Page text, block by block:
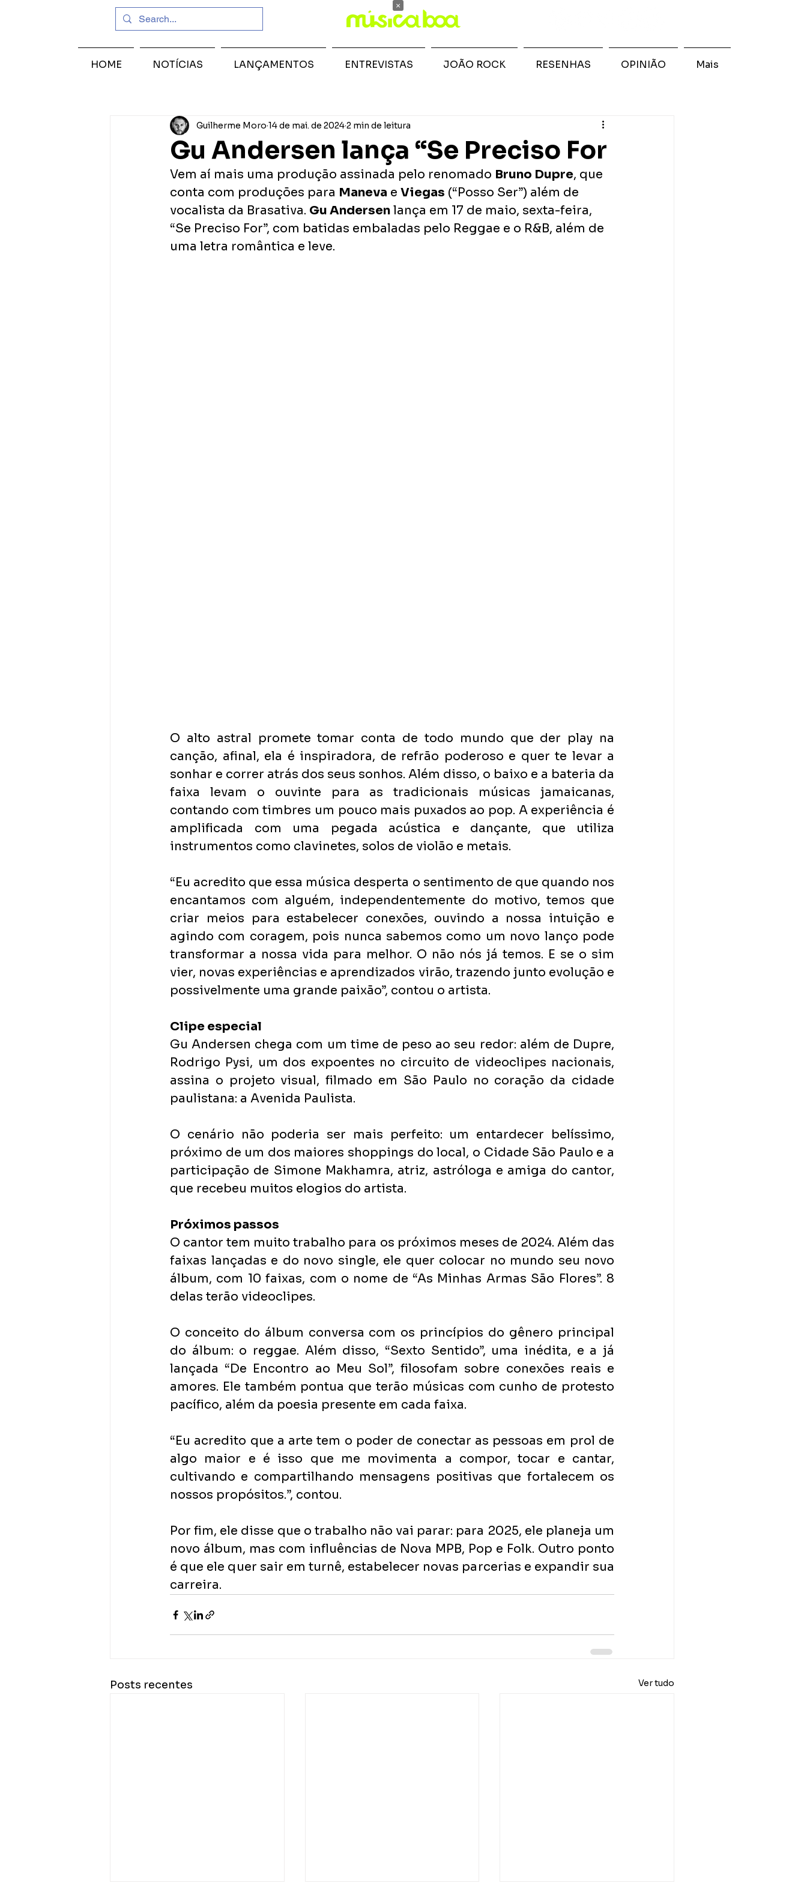
Gu Andersen lança “Se Preciso For
Guilherme Moro 14 de mai. de 20242 min de leitura
Vem aí mais uma produção assinada pelo renomado Bruno Dupre, que
conta com produções para Maneva e Viegas (“Posso Ser”) além de
vocalista da Brasativa. Gu Andersen lança em 17 de maio, sexta-feira,
“Se Preciso For”, com batidas embaladas pelo Reggae e o R&B, além de
uma letra romântica e leve.
O alto astral promete tomar conta de todo mundo que der play na
canção, afinal, ela é inspiradora, de refrão poderoso e quer te levar a
sonhar e correr atrás dos seus sonhos. Além disso, o baixo e a bateria da
faixa levam o ouvinte para as tradicionais músicas jamaicanas,
contando com timbres um pouco mais puxados ao pop. A experiência é
amplificada com uma pegada acústica e dançante, que utiliza
instrumentos como clavinetes, solos de violão e metais.
“Eu acredito que essa música desperta o sentimento de que quando nos
encantamos com alguém, independentemente do motivo, temos que
criar meios para estabelecer conexões, ouvindo a nossa intuição e
agindo com coragem, pois nunca sabemos como um novo lanço pode
transformar a nossa vida para melhor. O não nós já temos. E se o sim
vier, novas experiências e aprendizados virão, trazendo junto evolução e
possivelmente uma grande paixão”, contou o artista.
Clipe especial
Gu Andersen chega com um time de peso ao seu redor: além de Dupre,
Rodrigo Pysi, um dos expoentes no circuito de videoclipes nacionais,
assina o projeto visual, filmado em São Paulo no coração da cidade
paulistana: a Avenida Paulista.
O cenário não poderia ser mais perfeito: um entardecer belíssimo,
próximo de um dos maiores shoppings do local, o Cidade São Paulo e a
participação de Simone Makhamra, atriz, astróloga e amiga do cantor,
que recebeu muitos elogios do artista.
Próximos passos
O cantor tem muito trabalho para os próximos meses de 2024. Além das
faixas lançadas e do novo single, ele quer colocar no mundo seu novo
álbum, com 10 faixas, com o nome de “As Minhas Armas São Flores”. 8
delas terão videoclipes.
O conceito do álbum conversa com os princípios do gênero principal
do álbum: o reggae. Além disso, “Sexto Sentido”, uma inédita, e a já
lançada “De Encontro ao Meu Sol”, filosofam sobre conexões reais e
amores. Ele também pontua que terão músicas com cunho de protesto
pacífico, além da poesia presente em cada faixa.
“Eu acredito que a arte tem o poder de conectar as pessoas em prol de
algo maior e é isso que me movimenta a compor, tocar e cantar,
cultivando e compartilhando mensagens positivas que fortalecem os
nossos propósitos.”, contou.
Por fim, ele disse que o trabalho não vai parar: para 2025, ele planeja um
novo álbum, mas com influências de Nova MPB, Pop e Folk. Outro ponto
é que ele quer sair em turnê, estabelecer novas parcerias e expandir sua
carreira.
Posts recentes Ver tudo
HOME NOTÍCIAS LANÇAMENTOS ENTREVISTAS JOÃO ROCK RESENHAS OPINIÃO Mais
×